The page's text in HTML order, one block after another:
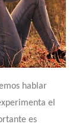
hablar
el
es